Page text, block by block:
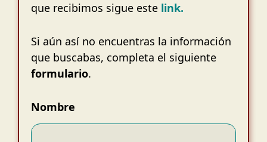
que recibimos sigue este link.
Si aún así no encuentras la información
que buscabas, completa el siguiente
formulario.
Nombre